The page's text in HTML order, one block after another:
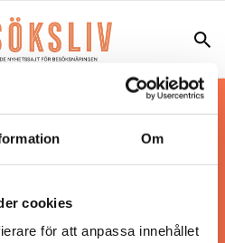
Om
cookies
för att anpassa innehållet
mest uppdaterade
inom besöksnäringen.
form är ett affärsmagasin
ut avVisita